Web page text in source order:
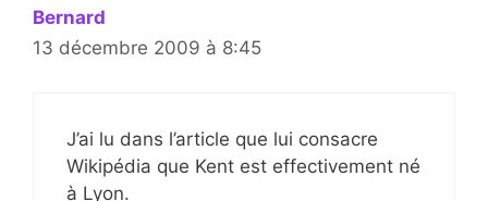
Bernard
13 décembre 2009 à 8:45
J’ai lu dans l’article que lui consacre
Wikipédia que Kent est effectivement né
à Lyon.